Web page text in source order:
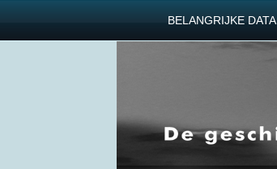
BELANGRIJKE DATA